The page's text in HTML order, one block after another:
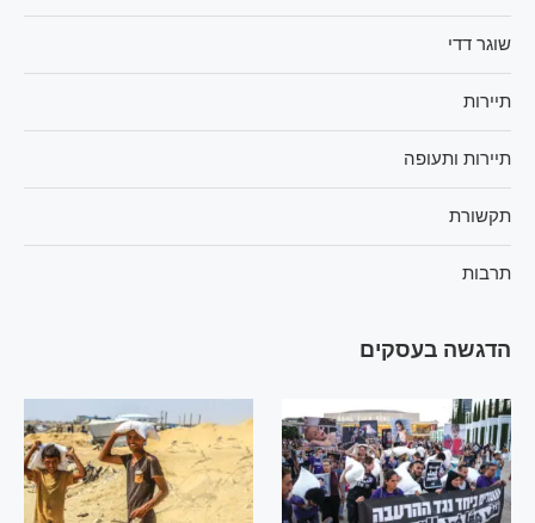
שוגר דדי
תיירות
תיירות ותעופה
תקשורת
תרבות
הדגשה בעסקים